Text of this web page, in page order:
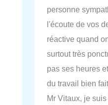
personne
l'écoute de vos
réactive quand
surtout très
pas ses heures
du travail bien
Mr Vitaux, je